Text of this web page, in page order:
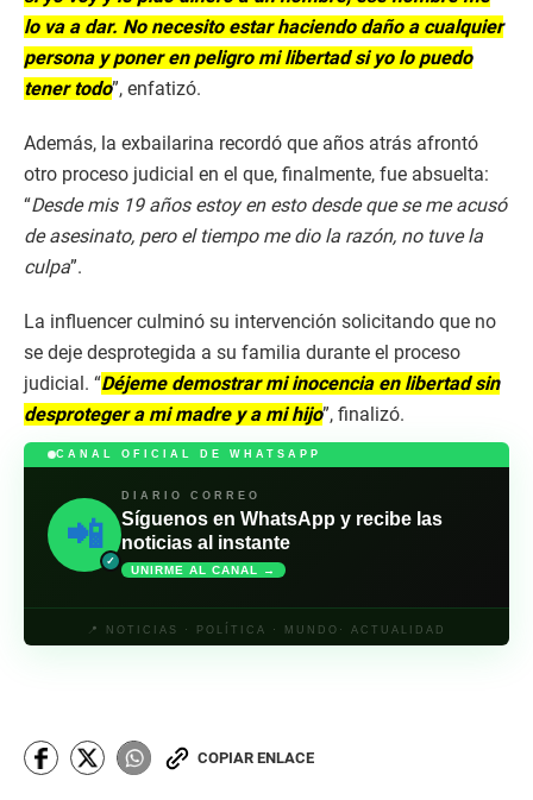
lo va a dar. No necesito estar haciendo daño a cualquier
persona y poner en peligro mi libertad si yo lo puedo
tener todo”, enfatizó.
Además, la exbailarina recordó que años atrás afrontó
otro proceso judicial en el que, finalmente, fue absuelta:
“Desde mis 19 años estoy en esto desde que se me acusó
de asesinato, pero el tiempo me dio la razón, no tuve la
culpa”.
La influencer culminó su intervención solicitando que no
se deje desprotegida a su familia durante el proceso
judicial. “Déjeme demostrar mi inocencia en libertad sin
desproteger a mi madre y a mi hijo”, finalizó.
CANAL OFICIAL DE WHATSAPP
📲
✓
DIARIO CORREO
Síguenos en WhatsApp y recibe las
noticias al instante
UNIRME AL CANAL →
📍 NOTICIAS · POLÍTICA · MUNDO· ACTUALIDAD
COPIAR ENLACE